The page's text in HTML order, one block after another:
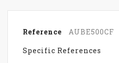
Reference
AUBE500CF
Specific References